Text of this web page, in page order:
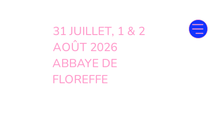
31 JUILLET, 1 & 2
AOÛT 2026
ABBAYE DE
FLOREFFE